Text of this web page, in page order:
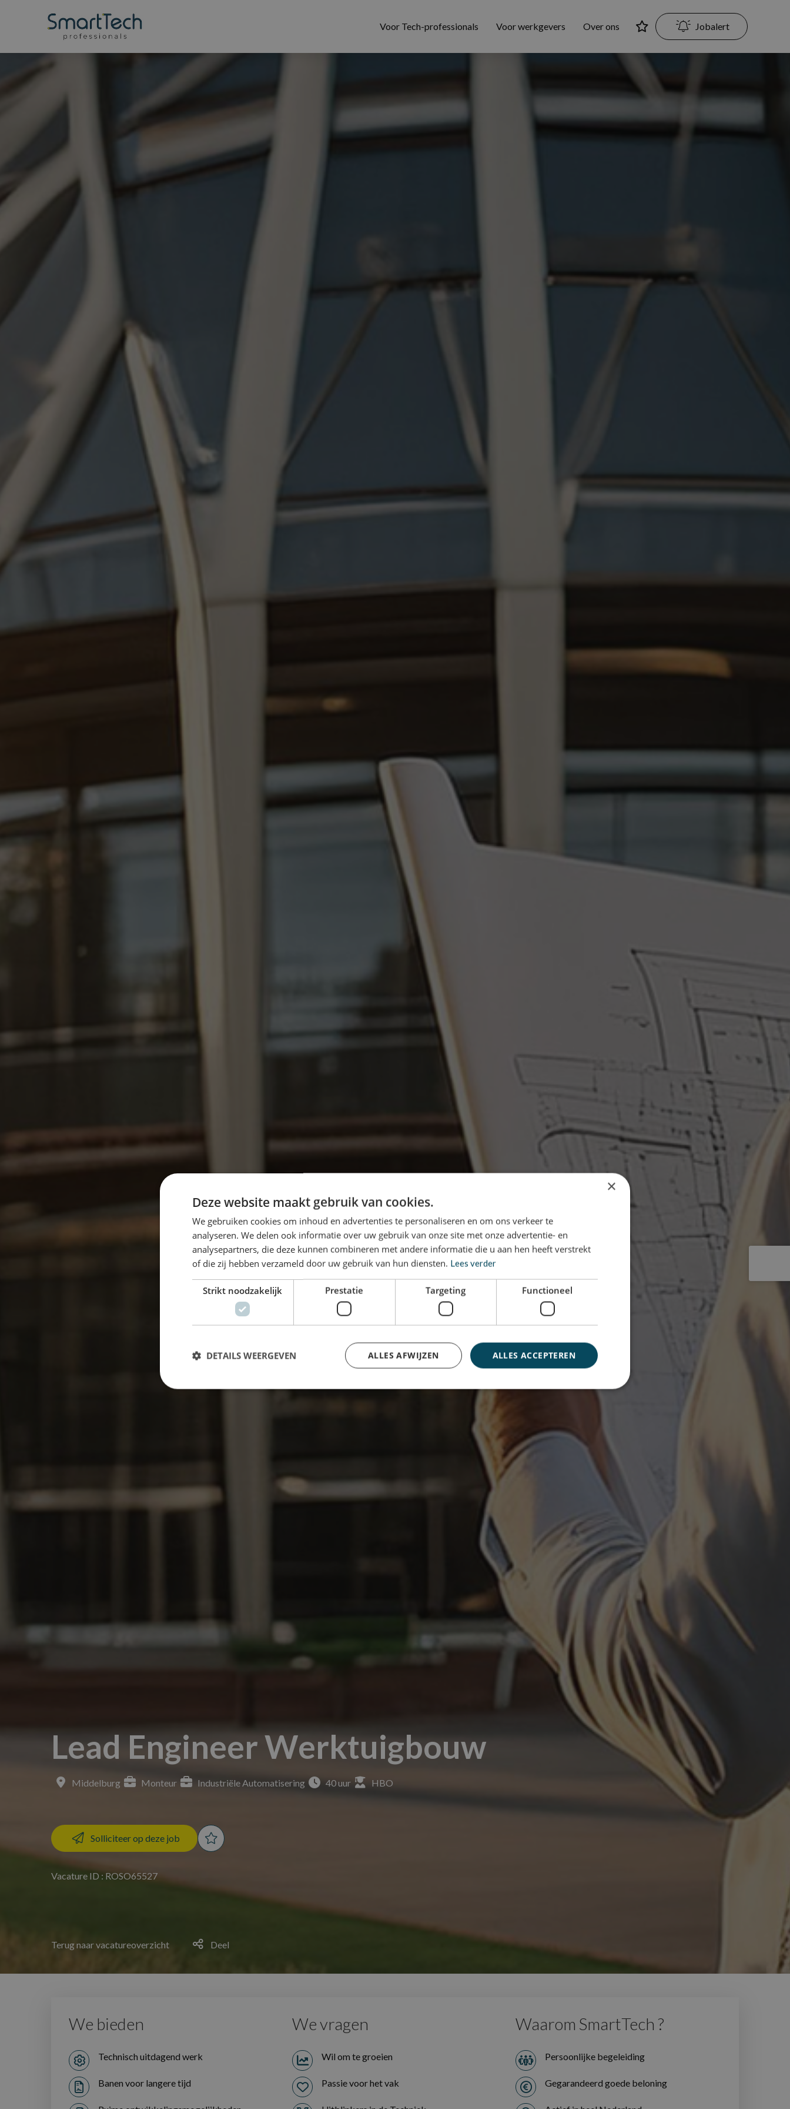
Voor Tech-professionals Voor werkgevers Over ons Jobalert
Lead Engineer Werktuigbouw
Middelburg Monteur Industriële Automatisering 40 uur HBO
Solliciteer op deze job
Vacature ID : ROSO65527
Terug naar vacatureoverzicht Deel
We bieden
Technisch uitdagend werk
Banen voor langere tijd
We vragen
Wil om te groeien
Passie voor het vak
Waarom SmartTech ?
Persoonlijke begeleiding
Gegarandeerd goede beloning
×
Deze website maakt gebruik van cookies.
We gebruiken cookies om inhoud en advertenties te personaliseren en om ons verkeer te
analyseren. We delen ook informatie over uw gebruik van onze site met onze advertentie- en
analysepartners, die deze kunnen combineren met andere informatie die u aan hen heeft verstrekt
of die zij hebben verzameld door uw gebruik van hun diensten. Lees verder
Strikt noodzakelijk Prestatie Targeting Functioneel
ALLES ACCEPTEREN
ALLES AFWIJZEN
DETAILS WEERGEVEN